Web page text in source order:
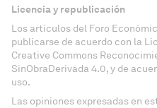
Licencia y republicación
Los artículos del Foro
publicarse de acuerdo con la
Creative Commons
SinObraDerivada 4.0, y de
uso.
Las opiniones expresadas en